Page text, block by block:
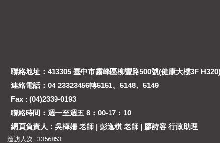
聯絡地址：413305 臺中市霧峰區柳豐路500號(健康大樓3F H320)
連絡電話：04-23323456轉5151、5148、5149
Fax : (04)2339-0193
聯絡時間：週一至週五 8：00-17：10
網頁負責人：吳樺姍 老師 | 彭逸稘 老師 | 廖詩容 行政助理
造訪人次 : 3356853